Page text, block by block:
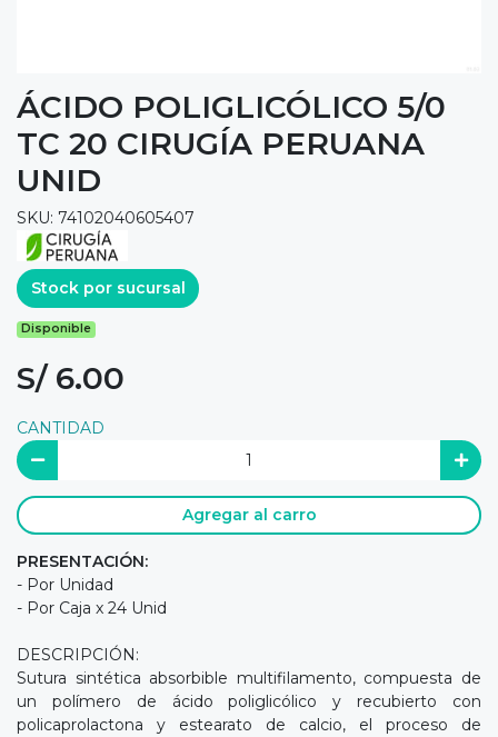
ÁCIDO POLIGLICÓLICO 5/0
TC 20 CIRUGÍA PERUANA
UNID
SKU: 74102040605407
Stock por sucursal
Disponible
S/ 6.00
CANTIDAD
Agregar al carro
PRESENTACIÓN:
- Por Unidad
- Por Caja x 24 Unid
DESCRIPCIÓN:
Sutura sintética absorbible multifilamento, compuesta de
un polímero de ácido poliglicólico y recubierto con
policaprolactona y estearato de calcio, el proceso de